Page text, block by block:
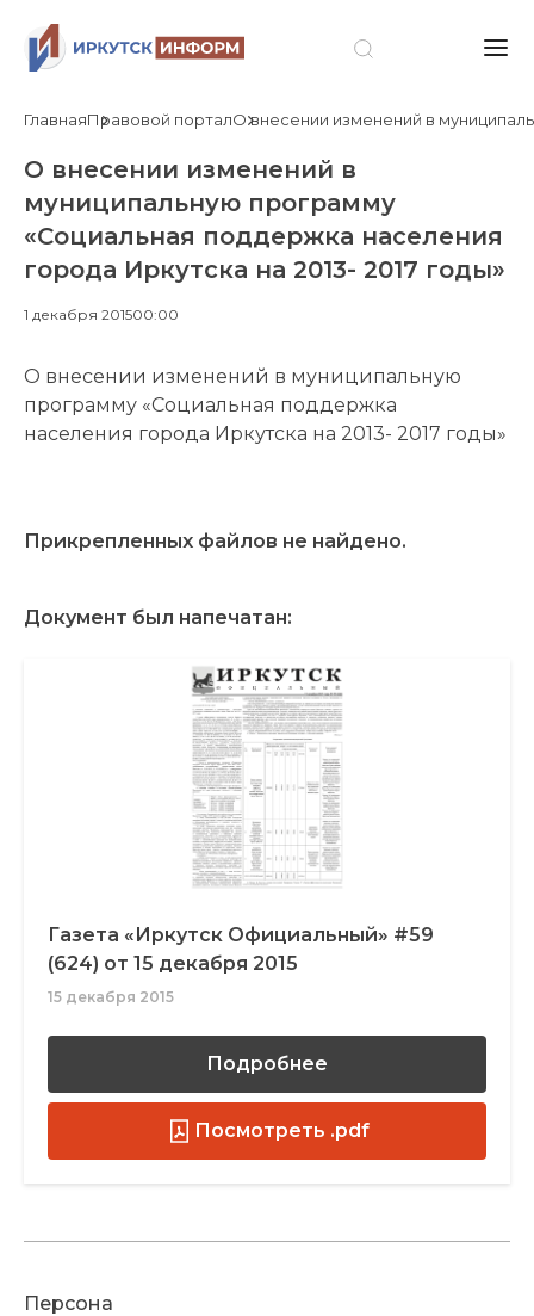
ГлавнаяПравовой порталО внесении изменений в
О внесении изменений в
муниципальную программу
«Социальная поддержка населения
города Иркутска на 2013- 2017 годы»
1 декабря 201500:00
О внесении изменений в муниципальную
программу «Социальная поддержка
населения города Иркутска на 2013- 2017 годы»
Прикрепленных файлов не найдено.
Документ был напечатан:
Газета «Иркутск Официальный» #59
(624) от 15 декабря 2015
15 декабря 2015
Подробнее
Посмотреть .pdf
Персона